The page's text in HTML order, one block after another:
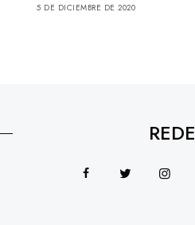
5 DE DICIEMBRE DE 2020